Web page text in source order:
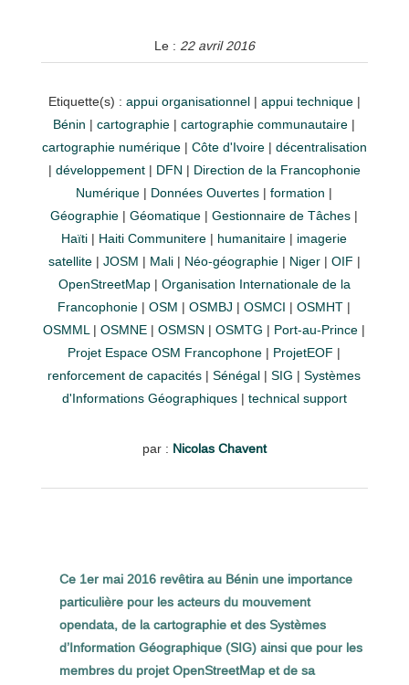
Le : 22 avril 2016
Etiquette(s) : appui organisationnel| appui technique|
Bénin |cartographie |cartographie communautaire |
cartographie numérique| Côte d'Ivoire| décentralisation
| développement| DFN | Direction de la Francophonie
Numérique | Données Ouvertes |formation |
Géographie |Géomatique |Gestionnaire de Tâches |
Haïti | Haiti Communitere | humanitaire | imagerie
satellite| JOSM | Mali| Néo-géographie| Niger| OIF |
OpenStreetMap| Organisation Internationale de la
Francophonie |OSM |OSMBJ |OSMCI |OSMHT |
OSMML|OSMNE |OSMSN |OSMTG | Port-au-Prince |
Projet Espace OSM Francophone | ProjetEOF |
renforcement de capacités |Sénégal |SIG |Systèmes
d'Informations Géographiques| technical support
par : Nicolas Chavent
Ce 1er mai 2016 revêtira au Bénin une importance
particulière pour les acteurs du mouvement
opendata, de la cartographie et des Systèmes
d’Information Géographique (SIG) ainsi que pour les
membres du projet OpenStreetMap et de sa